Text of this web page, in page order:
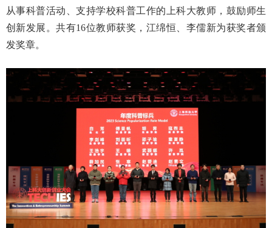
从事科普活动、支持学校科普工作的上科大教师，鼓励师生
创新发展。共有16位教师获奖，江绵恒、李儒新为获奖者颁
发奖章。